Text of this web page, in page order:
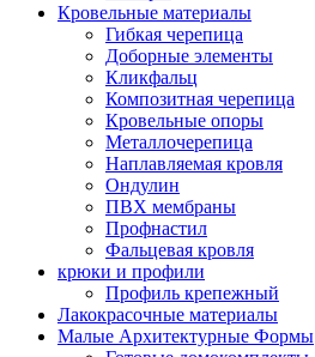
Кровельные материалы
Гибкая черепица
Доборные элементы
Кликфальц
Композитная черепица
Кровельные опоры
Металлочерепица
Наплавляемая кровля
Ондулин
ПВХ мембраны
Профнастил
Фальцевая кровля
крюки и профили
Профиль крепежный
Лакокрасочные материалы
Малые Архитектурные Формы